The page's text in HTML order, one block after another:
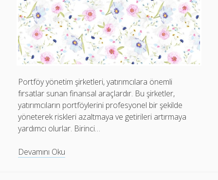
Portföy yönetim şirketleri, yatırımcılara önemli
fırsatlar sunan finansal araçlardır. Bu şirketler,
yatırımcıların portföylerini profesyonel bir şekilde
yöneterek riskleri azaltmaya ve getirileri artırmaya
yardımcı olurlar. Birinci…
Devamını Oku